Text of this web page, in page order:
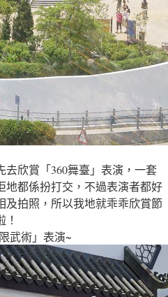
欣賞「360舞臺」表演，一套
地都係扮打交，不過表演者都好
及拍照，所以我地就乖乖欣賞節
武術」表演~